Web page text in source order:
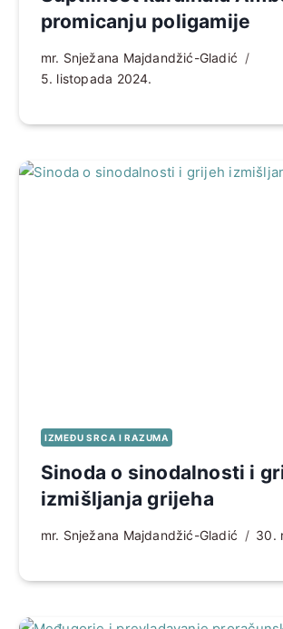
promicanju poligamije
mr. Snježana Majdandžić-Gladić
5. listopada 2024.
IZMEĐU SRCA I RAZUMA
Sinoda o sinodalnosti i
izmišljanja grijeha
mr. Snježana Majdandžić-Gladić 30.